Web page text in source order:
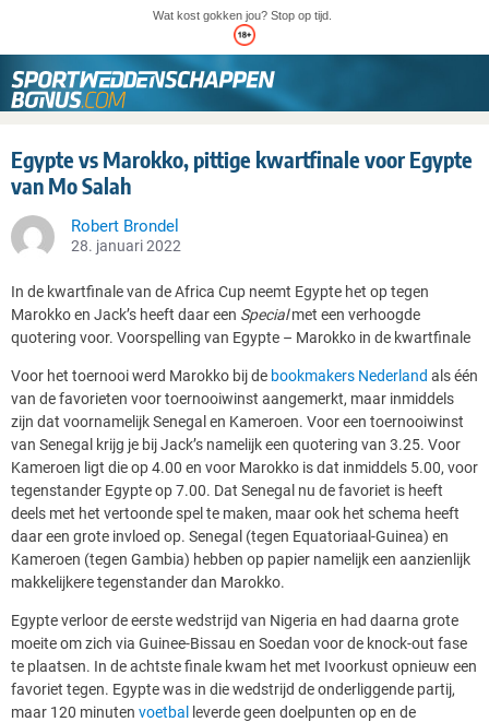
Wat kost gokken jou? Stop op tijd.
Egypte vs Marokko, pittige kwartfinale voor Egypte
van Mo Salah
Robert Brondel
28. januari 2022
In de kwartfinale van de Africa Cup neemt Egypte het op tegen
Marokko en Jack’s heeft daar een Specialmet een verhoogde
quotering voor. Voorspelling van Egypte – Marokko in de kwartfinale
Voor het toernooi werd Marokko bij de bookmakers Nederland als één
van de favorieten voor toernooiwinst aangemerkt, maar inmiddels
zijn dat voornamelijk Senegal en Kameroen. Voor een toernooiwinst
van Senegal krijg je bij Jack’s namelijk een quotering van 3.25. Voor
Kameroen ligt die op 4.00 en voor Marokko is dat inmiddels 5.00, voor
tegenstander Egypte op 7.00. Dat Senegal nu de favoriet is heeft
deels met het vertoonde spel te maken, maar ook het schema heeft
daar een grote invloed op. Senegal (tegen Equatoriaal-Guinea) en
Kameroen (tegen Gambia) hebben op papier namelijk een aanzienlijk
makkelijkere tegenstander dan Marokko.
Egypte verloor de eerste wedstrijd van Nigeria en had daarna grote
moeite om zich via Guinee-Bissau en Soedan voor de knock-out fase
te plaatsen. In de achtste finale kwam het met Ivoorkust opnieuw een
favoriet tegen. Egypte was in die wedstrijd de onderliggende partij,
maar 120 minuten voetbal
leverde geen doelpunten op en de